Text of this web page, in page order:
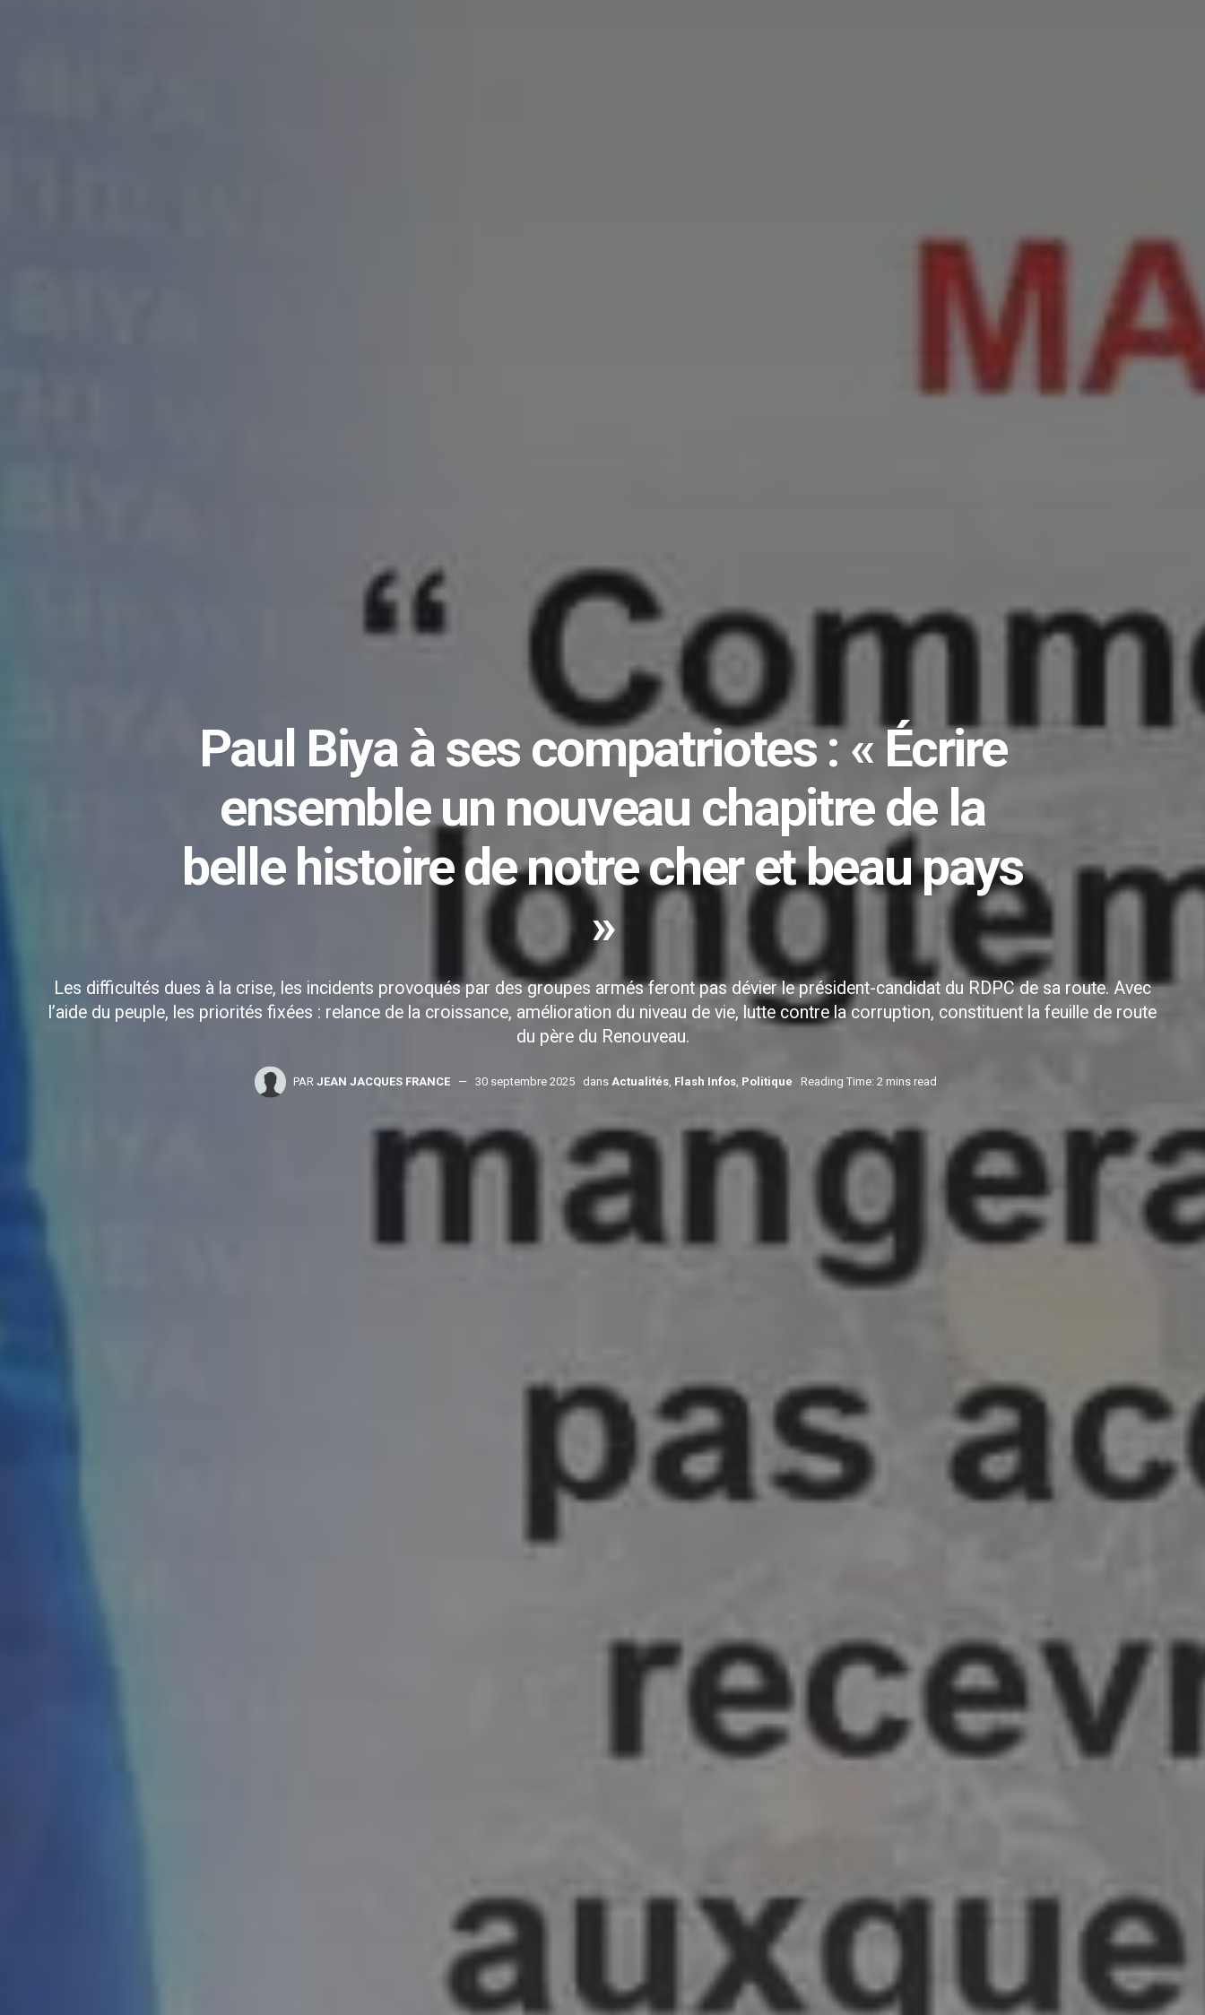
Paul Biya à ses compatriotes : « Écrire
ensemble un nouveau chapitre de la
belle histoire de notre cher et beau pays
»
Les difficultés dues à la crise, les incidents provoqués par des groupes armés feront pas dévier le président-candidat du RDPC de sa route. Avec
l’aide du peuple, les priorités fixées : relance de la croissance, amélioration du niveau de vie, lutte contre la corruption, constituent la feuille de route
du père du Renouveau.
PAR JEAN JACQUES FRANCE 30 septembre 2025 dans Actualités, Flash Infos, Politique Reading Time: 2 mins read